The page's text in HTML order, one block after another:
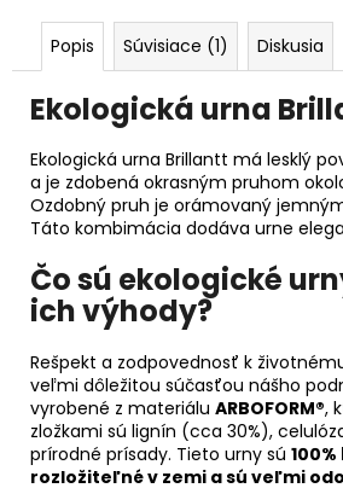
Popis Súvisiace (1) Diskusia
Ekologická urna
Ekologická urna Brillantt má lesklý
a je zdobená okrasným pruhom
Ozdobný pruh je orámovaný
Táto kombimácia dodáva urne
Čo sú ekologické
ich výhody?
Rešpekt a zodpovednosť k
veľmi dôležitou súčasťou nášho
vyrobené z materiálu ARBOFORM®,
zložkami sú lignín (cca 30%),
prírodné prísady. Tieto urny sú
rozložiteľné v zemi a sú veľmi